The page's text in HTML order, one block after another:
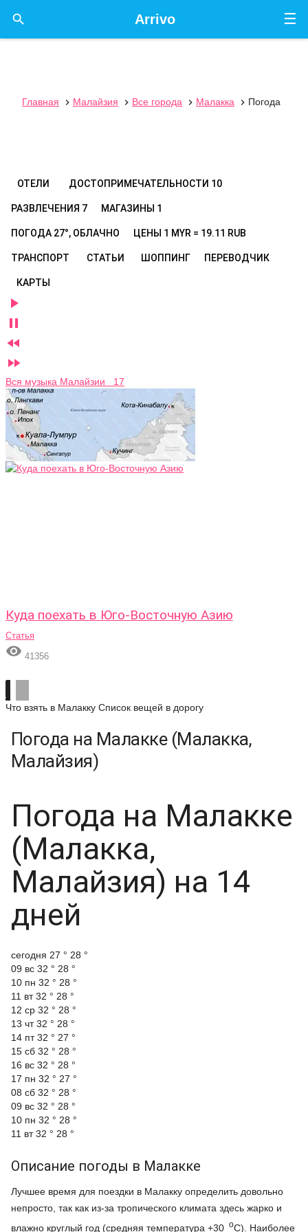
☰
Arrivo

Главная  Малайзия  Все города  Малакка  Погода
ОТЕЛИ ДОСТОПРИМЕЧАТЕЛЬНОСТИ 10
РАЗВЛЕЧЕНИЯ 7 МАГАЗИНЫ 1
ПОГОДА 27°, ОБЛАЧНО ЦЕНЫ 1 MYR = 19.11 RUB
ТРАНСПОРТ СТАТЬИ ШОППИНГ ПЕРЕВОДЧИК
КАРТЫ




Вся музыка Малайзии 17
Куда поехать в Юго-Восточную Азию
Статья
 41356
Что взять в Малакку Список вещей в дорогу
Погода на Малакке (Малакка,
Малайзия)
Погода на Малакке
(Малакка,
Малайзия) на 14
дней
cегодня 27 ° 28 °
09 вс 32 ° 28 °
10 пн 32 ° 28 °
11 вт32 ° 28 °
12 ср 32 ° 28 °
13 чт32 ° 28 °
14 пт32 ° 27 °
15 сб 32 ° 28 °
16 вс 32 ° 28 °
17 пн 32 ° 27 °
08 сб 32 ° 28 °
09 вс 32 ° 28 °
10 пн 32 ° 28 °
11 вт32 ° 28 °
Описание погоды в Малакке
Лучшее время для поездки в Малакку определить довольно
непросто, так как из-за тропического климата здесь жарко и
влажно круглый год (средняя температура +30 oC). Наиболее